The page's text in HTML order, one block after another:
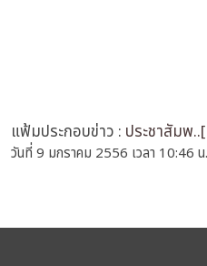
แฟ้มประกอบข่าว : ประชาสัมพ
วันที่ 9 มกราคม 2556 เวลา 10:46 น.